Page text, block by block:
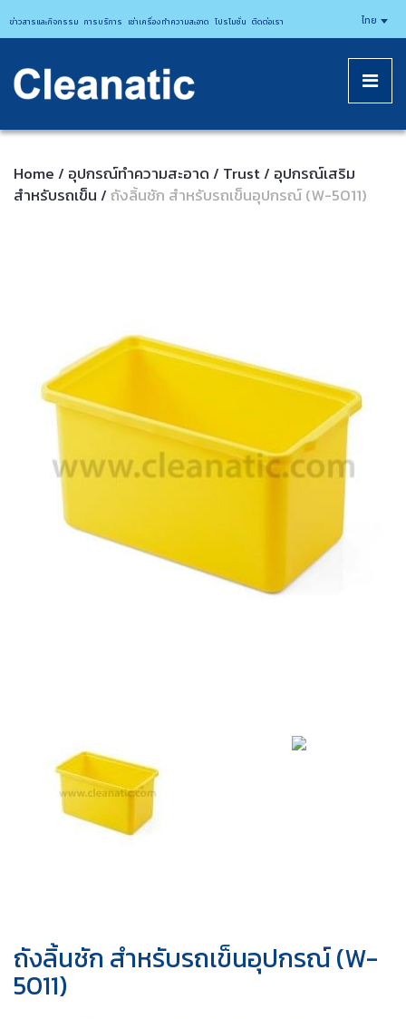
CLEANATICJ
ข่าวสารและกิจกรรม การบริการ เช่าเครื่องทำความสะอาด โปรโมชั่น ติดต่อเรา ไทย
Home / อุปกรณ์ทําความสะอาด / Trust/ อุปกรณ์เสริม
สำหรับรถเข็น / ถังลิ้นชัก สำหรับรถเข็นอุปกรณ์ (W-5011)
ถังลิ้นชัก สำหรับรถเข็นอุปกรณ์ (W-
5011)